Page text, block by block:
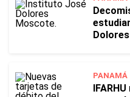
PANAMÁ